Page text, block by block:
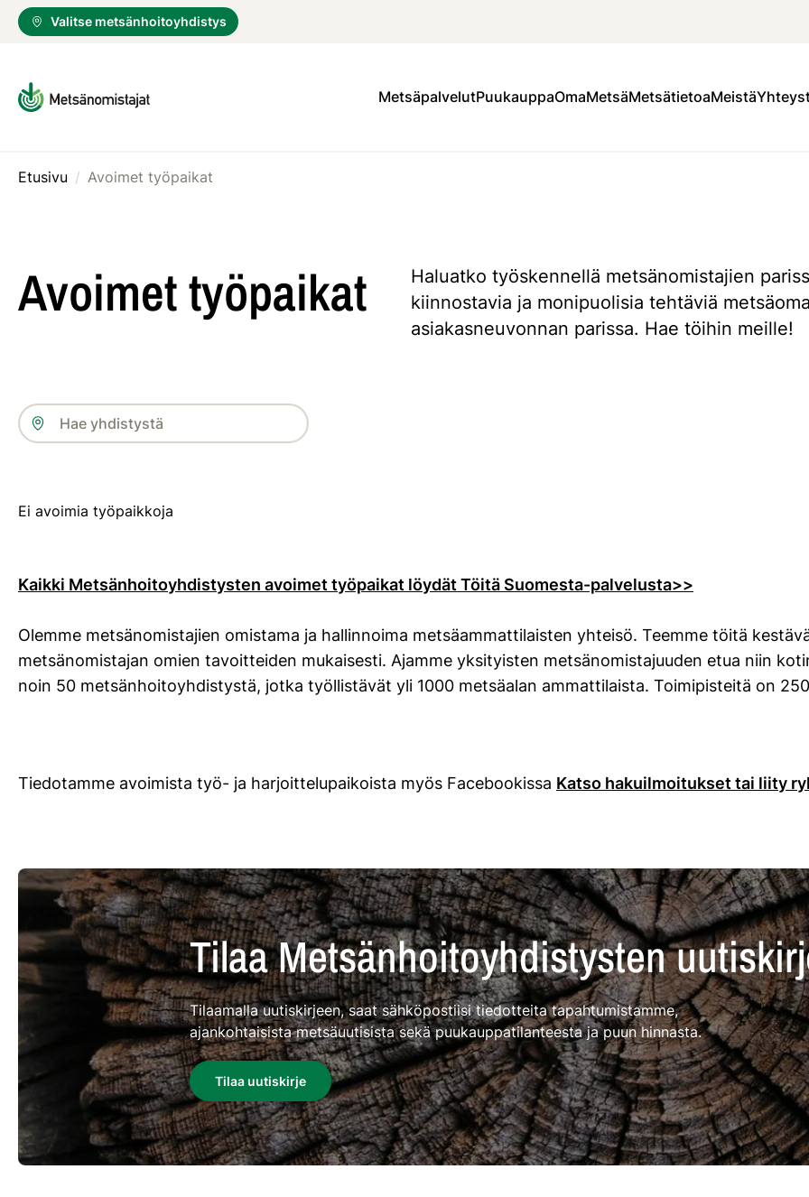
Valitse metsänhoitoyhdistys
MetsäpalvelutPuukauppaOmaMetsäMetsätietoaMeistä
Etusivu / Avoimet työpaikat
Avoimet työpaikat
Haluatko työskennellä metsänomistajien
kiinnostavia ja monipuolisia tehtäviä
asiakasneuvonnan parissa. Hae töihin meille!
Ei avoimia työpaikkoja
Kaikki Metsänhoitoyhdistysten avoimet työpaikat löydät Töitä Suomesta-palvelusta>>
Olemme metsänomistajien omistama ja hallinnoima metsäammattilaisten yhteisö. Teemme töitä
metsänomistajan omien tavoitteiden mukaisesti. Ajamme yksityisten metsänomistajuuden etua niin
noin 50 metsänhoitoyhdistystä, jotka työllistävät yli 1000 metsäalan ammattilaista. Toimipisteitä on
Tiedotamme avoimista työ- ja harjoittelupaikoista myös Facebookissa Katso hakuilmoitukset tai liity
Tilaa Metsänhoitoyhdistysten
Tilaamalla uutiskirjeen, saat sähköpostiisi tiedotteita tapahtumistamme,
ajankohtaisista metsäuutisista sekä puukauppatilanteesta ja puun hinnasta.
Tilaa uutiskirje